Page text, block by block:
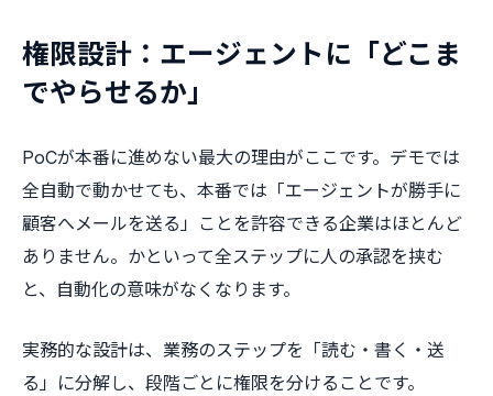
権限設計：エージェントに「どこま
でやらせるか」
PoCが本番に進めない最大の理由がここです。デモでは
全自動で動かせても、本番では「エージェントが勝手に
顧客へメールを送る」ことを許容できる企業はほとんど
ありません。かといって全ステップに人の承認を挟む
と、自動化の意味がなくなります。
実務的な設計は、業務のステップを「読む・書く・送
る」に分解し、段階ごとに権限を分けることです。